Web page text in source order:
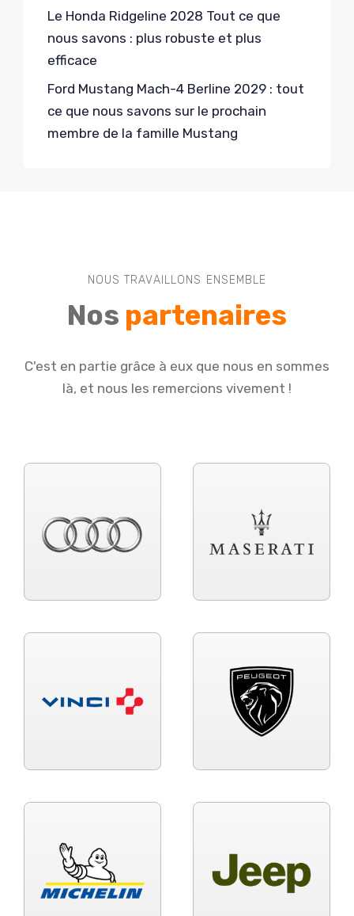
Le Honda Ridgeline 2028 Tout ce que
nous savons : plus robuste et plus
efficace
Ford Mustang Mach-4 Berline 2029 : tout
ce que nous savons sur le prochain
membre de la famille Mustang
NOUS TRAVAILLONS ENSEMBLE
Nos partenaires
C'est en partie grâce à eux que nous en sommes
là, et nous les remercions vivement !